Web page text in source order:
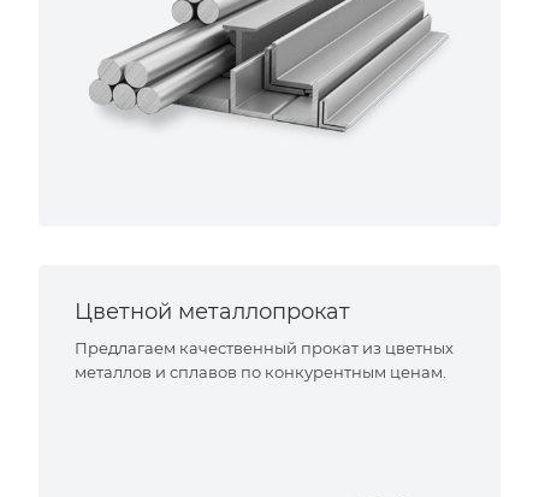
Цветной металлопрокат
Предлагаем качественный прокат из цветных
металлов и сплавов по конкурентным ценам.